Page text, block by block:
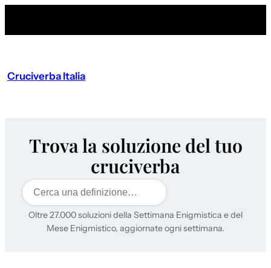
Cruciverba Italia
Trova la soluzione del tuo
cruciverba
Cerca
Oltre 27.000 soluzioni della Settimana Enigmistica e del
Mese Enigmistico, aggiornate ogni settimana.